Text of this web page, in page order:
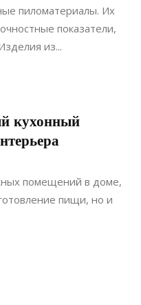
пиломатериалы. Их
показатели,
из...
кухонный
помещений в доме,
пищи, но и